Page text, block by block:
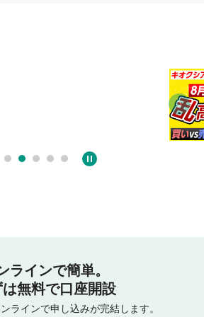
03:31
ラインで簡単。
は無料で口座開設
ラインで申し込みが完結します。